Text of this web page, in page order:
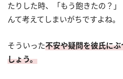
たりした時、「もう飽きたの？
んて考えてしまいがちですよね。
そういった不安や疑問を彼氏に
しょう。